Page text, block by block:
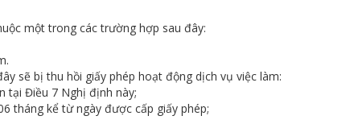
một trong các trường hợp sau đây:
sẽ bị thu hồi giấy phép hoạt động dịch vụ việc làm:
tại Điều 7 Nghị định này;
tháng kể từ ngày được cấp giấy phép;